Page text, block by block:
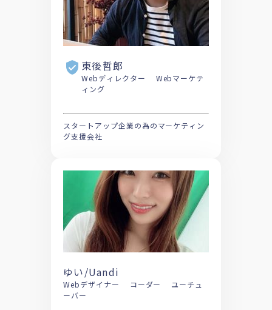
東後哲郎
Webディレクター Webマーケテ
ィング
スタートアップ企業の為のマーケティン
グ支援会社
ゆい/Uandi
Webデザイナー コーダー ユーチュ
ーバー